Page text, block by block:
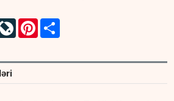
LiveJournal
Pinterest